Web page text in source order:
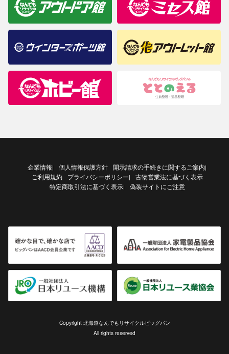
企業情報| 個人情報保護方針 開示請求の手続きに関するご案内|
ご利用規約 プライバシーポリシー|
古物営業法に基づく表示
特定商取引法に基づく表示| 偽装サイトにご注意
Copyright 北海道なんでもリサイクルビッグバン
All rights reserved